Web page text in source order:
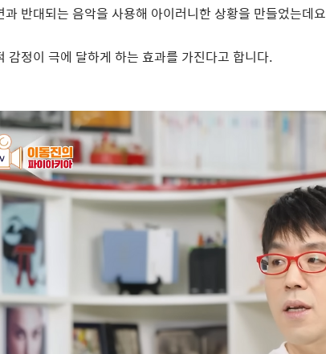
과 반대되는 음악을 사용해 아이러니한 상황을 만들었는데요
감정이 극에 달하게 하는 효과를 가진다고 합니다.